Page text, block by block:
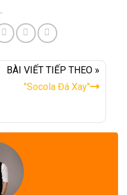
BÀI VIẾT TIẾP THEO »
"Socola Đá Xay"